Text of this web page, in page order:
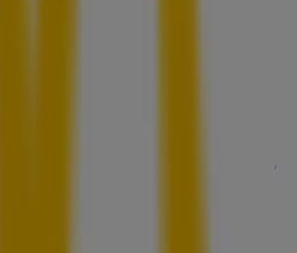
中央2-4-5 アルボーレ仙台3F・4F,